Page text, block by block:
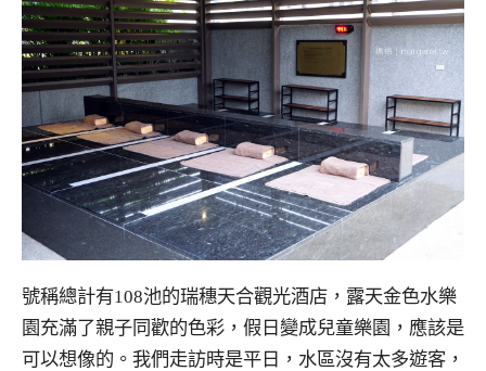
號稱總計有108池的瑞穗天合觀光酒店，露天金色水樂
園充滿了親子同歡的色彩，假日變成兒童樂園，應該是
可以想像的。我們走訪時是平日，水區沒有太多遊客，